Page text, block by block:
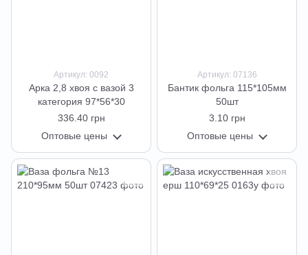
Артикул: 0092
Арка 2,8 хвоя с вазой 3
категория 97*56*30
336.40 грн
Оптовые цены
Артикул: 07136
Бантик фольга 115*105мм
50шт
3.10 грн
Оптовые цены